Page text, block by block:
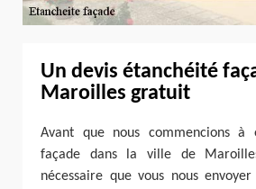
Un devis étanchéité
Maroilles gratuit
Avant que nous commencions à
façade dans la ville de
nécessaire que vous nous